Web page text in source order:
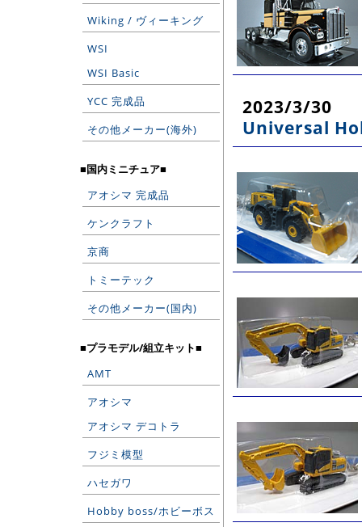
Wiking / ヴィーキング
WSI
WSI Basic
YCC 完成品
その他メーカー(海外)
■国内ミニチュア■
アオシマ 完成品
ケンクラフト
京商
トミーテック
その他メーカー(国内)
■プラモデル/組立キット■
AMT
アオシマ
アオシマ デコトラ
フジミ模型
ハセガワ
Hobby boss/ホビーボス
2023/3/30
Universal